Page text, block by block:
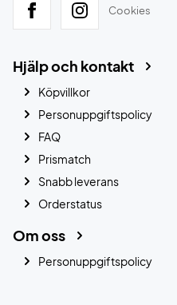
Cookies
Hjälp och kontakt
Köpvillkor
Personuppgiftspolicy
FAQ
Prismatch
Snabb leverans
Orderstatus
Om oss
Personuppgiftspolicy